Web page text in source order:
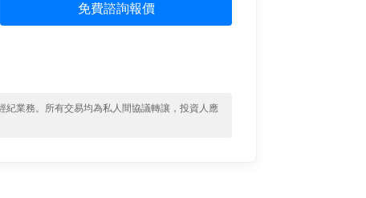
免費諮詢報價
業務。所有交易均為私人間協議轉讓，投資人應